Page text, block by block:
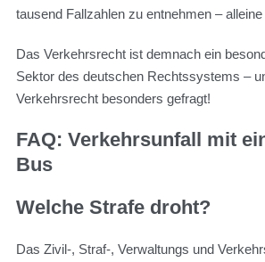
tausend Fallzahlen zu entnehmen – alleine
Das Verkehrsrecht ist demnach ein
Sektor des deutschen Rechtssystems –
Verkehrsrecht besonders gefragt!
FAQ: Verkehrsunfall mit
Bus
Welche Strafe droht?
Das Zivil-, Straf-, Verwaltungs und